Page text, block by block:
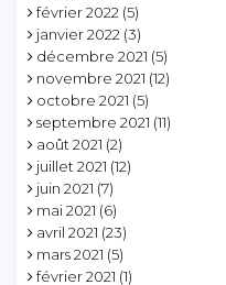
février 2022 (5)
janvier 2022 (3)
décembre 2021 (5)
novembre 2021 (12)
octobre 2021 (5)
septembre 2021 (11)
août 2021 (2)
juillet 2021 (12)
juin 2021 (7)
mai 2021 (6)
avril 2021 (23)
mars 2021 (5)
février 2021 (1)